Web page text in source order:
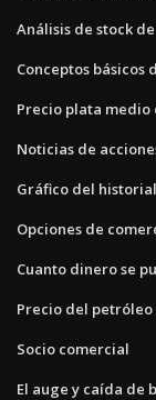
Análisis de stock
Conceptos
Precio plata medio
Noticias de
Gráfico del
Opciones de
Cuanto dinero se
Precio del petróleo
Socio comercial
El auge y caída de